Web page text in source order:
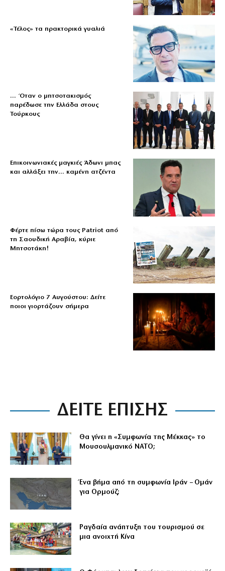
«Τέλος» τα πρακτορικά γυαλιά
… Όταν ο μητσοτακισμός
παρέδωσε την Ελλάδα στους
Τούρκους
Επικοινωνιακές μαγκιές Άδωνι μπας
και αλλάξει την… καμένη ατζέντα
Φέρτε πίσω τώρα τους Patriot από
τη Σαουδική Αραβία, κύριε
Μητσοτάκη!
Εορτολόγιο 7 Αυγούστου: Δείτε
ποιοι γιορτάζουν σήμερα
ΔΕΙΤΕ ΕΠΙΣΗΣ
Θα γίνει η «Συμφωνία της Μέκκας» το
Μουσουλμανικό ΝΑΤΟ;
Ένα βήμα από τη συμφωνία Ιράν – Ομάν
για Ορμούζ;
Ραγδαία ανάπτυξη του τουρισμού σε
μια ανοιχτή Κίνα